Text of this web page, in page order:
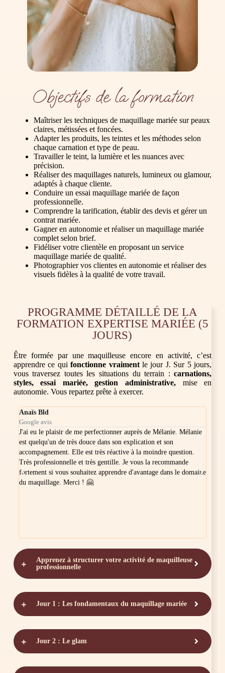
Objectifs de la formation
Maîtriser les techniques de maquillage mariée sur peaux
claires, métissées et foncées.
Adapter les produits, les teintes et les méthodes selon
chaque carnation et type de peau.
Travailler le teint, la lumière et les nuances avec
précision.
Réaliser des maquillages naturels, lumineux ou glamour,
adaptés à chaque cliente.
Conduire un essai maquillage mariée de façon
professionnelle.
Comprendre la tarification, établir des devis et gérer un
contrat mariée.
Gagner en autonomie et réaliser un maquillage mariée
complet selon brief.
Fidéliser votre clientèle en proposant un service
maquillage mariée de qualité.
Photographier vos clientes en autonomie et réaliser des
visuels fidèles à la qualité de votre travail.
PROGRAMME DÉTAILLÉ DE LA
FORMATION EXPERTISE MARIÉE (5
JOURS)
Être formée par une maquilleuse encore en activité, c’est
apprendre ce quifonctionne vraimentle jour J. Sur 5 jours,
vous traversez toutes les situations du terrain :carnations,
styles, essai mariée, gestion administrative, mise en
autonomie. Vous repartez prête à exercer.
Anaïs Bld
Google avis
J'ai eu le plaisir de me perfectionner auprès de Mélanie. Mélanie
est quelqu'un de très douce dans son explication et son
accompagnement. Elle est très réactive à la moindre question.
Très professionnelle et très gentille. Je vous la recommande
fortement si vous souhaitez apprendre d'avantage dans le domaine
du maquillage. Merci ! 🤗
Apprenez à structurer votre activité de maquilleuse
professionnelle
Jour 1 : Les fondamentaux du maquillage mariée
Jour 2 : Le glam